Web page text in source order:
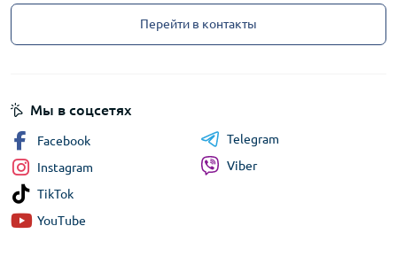
Перейти в контакты
Мы в соцсетях
Facebook
Instagram
TikTok
YouTube
Telegram
Viber